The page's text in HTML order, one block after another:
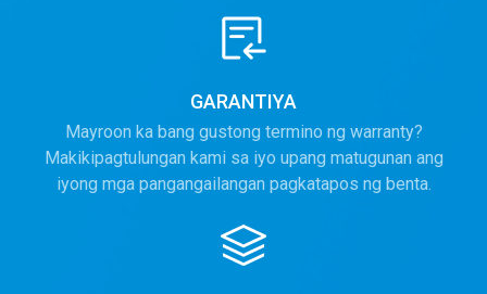
GARANTIYA
Mayroon ka bang gustong termino ng warranty?
Makikipagtulungan kami sa iyo upang matugunan ang
iyong mga pangangailangan pagkatapos ng benta.